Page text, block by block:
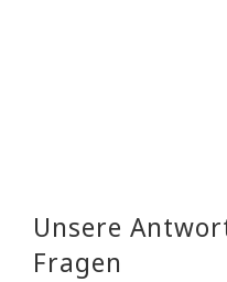
Unsere
Fragen